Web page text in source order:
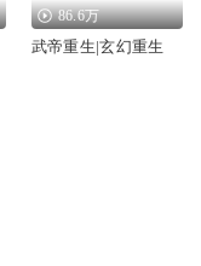
86.6万
武帝重生|玄幻重生